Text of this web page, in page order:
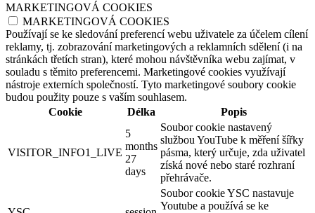
MARKETINGOVÁ COOKIES
MARKETINGOVÁ COOKIES
Používají se ke sledování preferencí webu uživatele za účelem cílení
reklamy, tj. zobrazování marketingových a reklamních sdělení (i na
stránkách třetích stran), které mohou návštěvníka webu zajímat, v
souladu s těmito preferencemi. Marketingové cookies využívají
nástroje externích společností. Tyto marketingové soubory cookie
budou použity pouze s vaším souhlasem.
Cookie
Délka Popis
VISITOR_INFO1_LIVE
5
months
27
days
Soubor cookie nastavený
službou YouTube k měření šířky
pásma, který určuje, zda uživatel
získá nové nebo staré rozhraní
přehrávače.
Soubor cookie YSC nastavuje
Youtube a používá se ke